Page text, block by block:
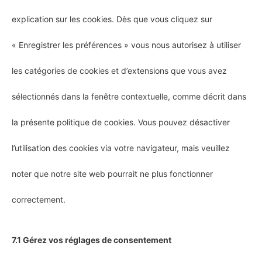
explication sur les cookies. Dès que vous cliquez sur
« Enregistrer les préférences » vous nous autorisez à utiliser
les catégories de cookies et d’extensions que vous avez
sélectionnés dans la fenêtre contextuelle, comme décrit dans
la présente politique de cookies. Vous pouvez désactiver
l’utilisation des cookies via votre navigateur, mais veuillez
noter que notre site web pourrait ne plus fonctionner
correctement.
7.1 Gérez vos réglages de consentement